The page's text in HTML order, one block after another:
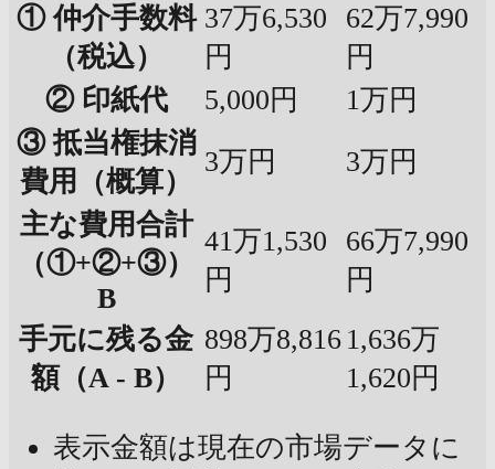
① 仲介手数料
（税込）
37万6,530
円
62万7,990
円
② 印紙代
5,000円
1万円
③ 抵当権抹消
費用（概算）
3万円
3万円
主な費用合計
（①+②+③）
B
41万1,530
円
66万7,990
円
手元に残る金
額（A - B）
898万8,816
円
1,636万
1,620円
表示金額は現在の市場データに